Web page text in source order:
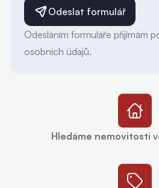
Odeslat formulář
Odesláním formuláře přijímám
osobních údajů.
Hledáme nemovitosti